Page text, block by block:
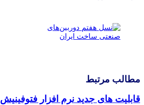
مطالب مرتبط
قابلیت های جدید نرم افزار فتوفینیش